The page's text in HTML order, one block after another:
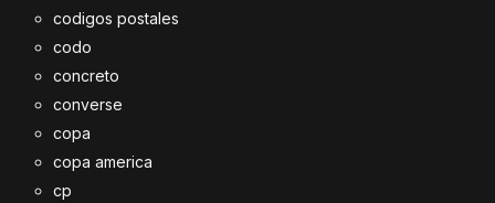
codigos postales
codo
concreto
converse
copa
copa america
cp